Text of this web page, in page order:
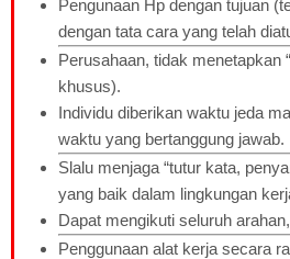
Pengunaan Hp dengan tujuan
dengan tata cara yang telah
Perusahaan, tidak menetapkan
khusus).
Individu diberikan waktu jeda
waktu yang bertanggung jawab.
Slalu menjaga “tutur kata,
yang baik dalam lingkungan
Dapat mengikuti seluruh
Penggunaan alat kerja secara